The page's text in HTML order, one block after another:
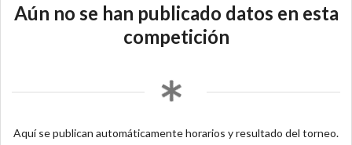
Aún no se han publicado datos en esta
competición
Aquí se publican automáticamente horarios y resultado del torneo.